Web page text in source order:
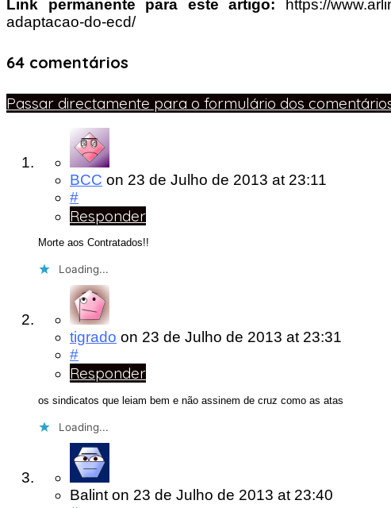
Link permanente para este artigo:
https://
adaptacao-do-ecd/
64 comentários
Passar directamente para o formulário dos
BCC on 23 de Julho de 2013 at 23:11
#
Responder
Morte aos Contratados!!
Loading...
tigrado on 23 de Julho de 2013 at 23:31
#
Responder
os sindicatos que leiam bem e não assinem de cruz como as atas
Loading...
Balint on 23 de Julho de 2013 at 23:40